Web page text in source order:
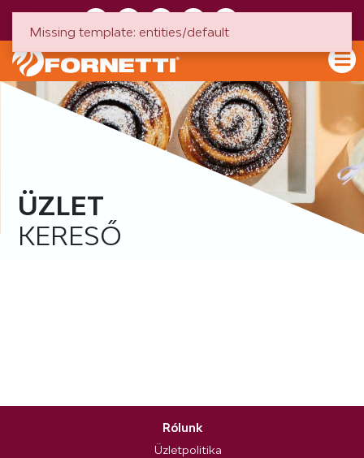
ÜZLET
KERESŐ
Rólunk
Üzletpolitika
Missing template: entities/default